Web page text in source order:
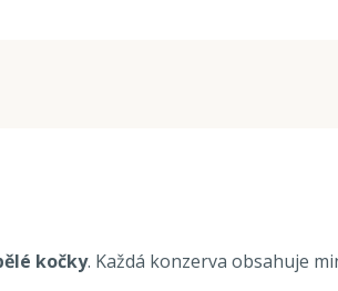
kočky. Každá konzerva obsahuje